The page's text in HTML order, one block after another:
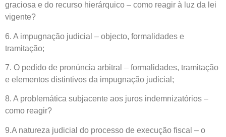
graciosa e do recurso hierárquico – como reagir à luz da lei
vigente?
6. A impugnação judicial – objecto, formalidades e
tramitação;
7. O pedido de pronúncia arbitral – formalidades, tramitação
e elementos distintivos da impugnação judicial;
8. A problemática subjacente aos juros indemnizatórios –
como reagir?
9.A natureza judicial do processo de execução fiscal – o